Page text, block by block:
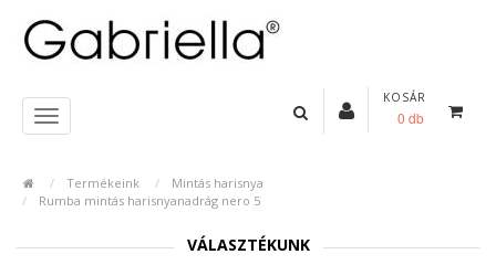
KOSÁR
0 db
Termékeink
Mintás harisnya
Rumba mintás harisnyanadrág nero 5
VÁLASZTÉKUNK